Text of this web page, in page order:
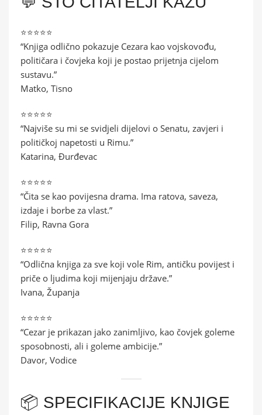
⭐⭐⭐⭐⭐
“Knjiga odlično pokazuje Cezara kao vojskovođu,
političara i čovjeka koji je postao prijetnja cijelom
sustavu.”
Matko, Tisno
⭐⭐⭐⭐⭐
“Najviše su mi se svidjeli dijelovi o Senatu, zavjeri i
političkoj napetosti u Rimu.”
Katarina, Đurđevac
⭐⭐⭐⭐⭐
“Čita se kao povijesna drama. Ima ratova, saveza,
izdaje i borbe za vlast.”
Filip, Ravna Gora
⭐⭐⭐⭐⭐
“Odlična knjiga za sve koji vole Rim, antičku povijest i
priče o ljudima koji mijenjaju države.”
Ivana, Županja
⭐⭐⭐⭐⭐
“Cezar je prikazan jako zanimljivo, kao čovjek goleme
sposobnosti, ali i goleme ambicije.”
Davor, Vodice
📦 SPECIFIKACIJE KNJIGE